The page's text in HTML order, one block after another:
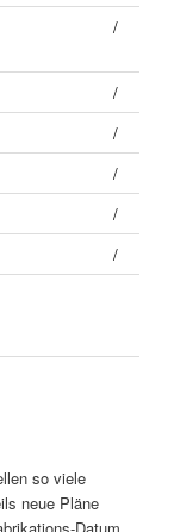
/
/
/
/
/
/
so viele
neue Pläne